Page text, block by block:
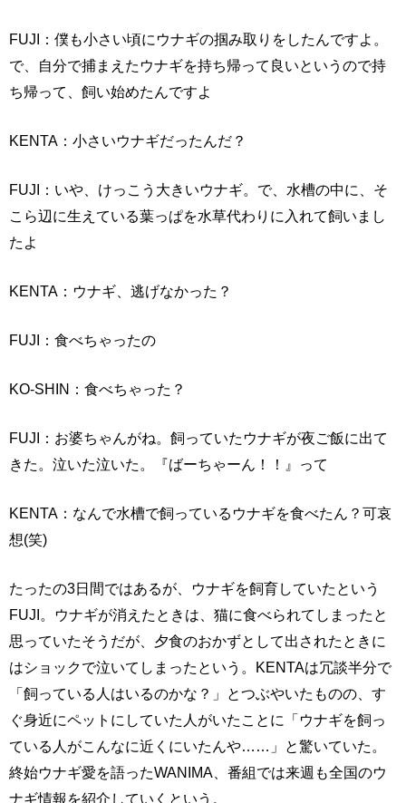
FUJI：僕も小さい頃にウナギの掴み取りをしたんですよ。
で、自分で捕まえたウナギを持ち帰って良いというので持
ち帰って、飼い始めたんですよ
KENTA：小さいウナギだったんだ？
FUJI：いや、けっこう大きいウナギ。で、水槽の中に、そ
こら辺に生えている葉っぱを水草代わりに入れて飼いまし
たよ
KENTA：ウナギ、逃げなかった？
FUJI：食べちゃったの
KO-SHIN：食べちゃった？
FUJI：お婆ちゃんがね。飼っていたウナギが夜ご飯に出て
きた。泣いた泣いた。『ばーちゃーん！！』って
KENTA：なんで水槽で飼っているウナギを食べたん？可哀
想(笑)
たったの3日間ではあるが、ウナギを飼育していたという
FUJI。ウナギが消えたときは、猫に食べられてしまったと
思っていたそうだが、夕食のおかずとして出されたときに
はショックで泣いてしまったという。KENTAは冗談半分で
「飼っている人はいるのかな？」とつぶやいたものの、す
ぐ身近にペットにしていた人がいたことに「ウナギを飼っ
ている人がこんなに近くにいたんや……」と驚いていた。
終始ウナギ愛を語ったWANIMA、番組では来週も全国のウ
ナギ情報を紹介していくという。